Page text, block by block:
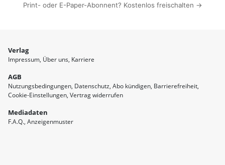
Print- oder E-Paper-Abonnent? Kostenlos freischalten →
Verlag
Impressum Über uns Karriere
AGB
Nutzungsbedingungen Datenschutz Abo kündigen Barrierefreiheit
Cookie-Einstellungen Vertrag widerrufen
Mediadaten
F.A.Q. Anzeigenmuster